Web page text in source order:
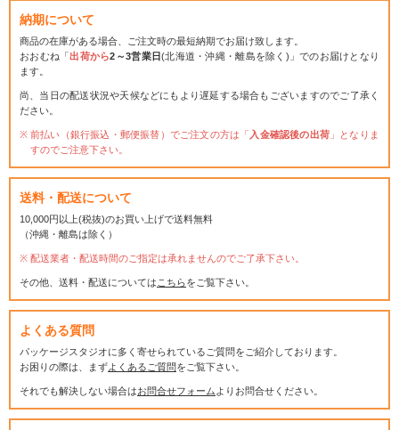
納期について
商品の在庫がある場合、ご注文時の最短納期でお届け致します。
おおむね「出荷から2～3営業日(北海道・沖縄・離島を除く)」でのお届けとなり
ます。
尚、当日の配送状況や天候などにもより遅延する場合もございますのでご了承く
ださい。
前払い（銀行振込・郵便振替）でご注文の方は「 入金確認後の出荷 」となりま
すのでご注意下さい。
送料・配送について
10,000円以上(税抜)のお買い上げで送料無料
（沖縄・離島は除く）
配送業者・配送時間のご指定は承れませんのでご了承下さい。
その他、送料・配送については こちらをご覧下さい。
よくある質問
パッケージスタジオに多く寄せられているご質問をご紹介しております。
お困りの際は、まずよくあるご質問をご覧下さい。
それでも解決しない場合はお問合せフォーム よりお問合せください。